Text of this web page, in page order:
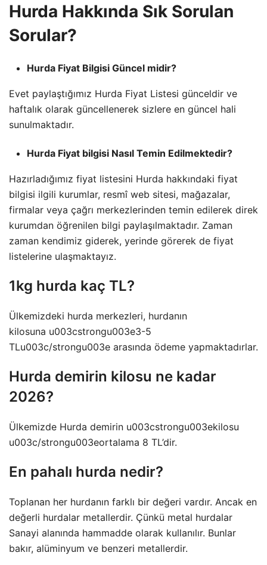
Hurda Hakkında Sık Sorulan
Sorular?
Hurda Fiyat Bilgisi Güncel midir?
Evet paylaştığımız Hurda Fiyat Listesi günceldir ve
haftalık olarak güncellenerek sizlere en güncel hali
sunulmaktadır.
Hurda Fiyat bilgisi Nasıl Temin Edilmektedir?
Hazırladığımız fiyat listesini Hurda hakkındaki fiyat
bilgisi ilgili kurumlar, resmî web sitesi, mağazalar,
firmalar veya çağrı merkezlerinden temin edilerek direk
kurumdan öğrenilen bilgi paylaşılmaktadır. Zaman
zaman kendimiz giderek, yerinde görerek de fiyat
listelerine ulaşmaktayız.
1kg hurda kaç TL?
Ülkemizdeki hurda merkezleri, hurdanın
kilosuna u003cstrongu003e3-5
TLu003c/strongu003e arasında ödeme yapmaktadırlar.
Hurda demirin kilosu ne kadar
2026?
Ülkemizde Hurda demirin u003cstrongu003ekilosu
u003c/strongu003eortalama 8 TL’dir.
En pahalı hurda nedir?
Toplanan her hurdanın farklı bir değeri vardır. Ancak en
değerli hurdalar metallerdir. Çünkü metal hurdalar
Sanayi alanında hammadde olarak kullanılır. Bunlar
bakır, alüminyum ve benzeri metallerdir.